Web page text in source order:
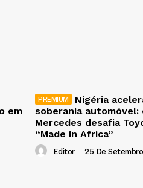
em
Nigéria
soberania
Mercedes desafia
“Made in Africa”
Editor - 25 De